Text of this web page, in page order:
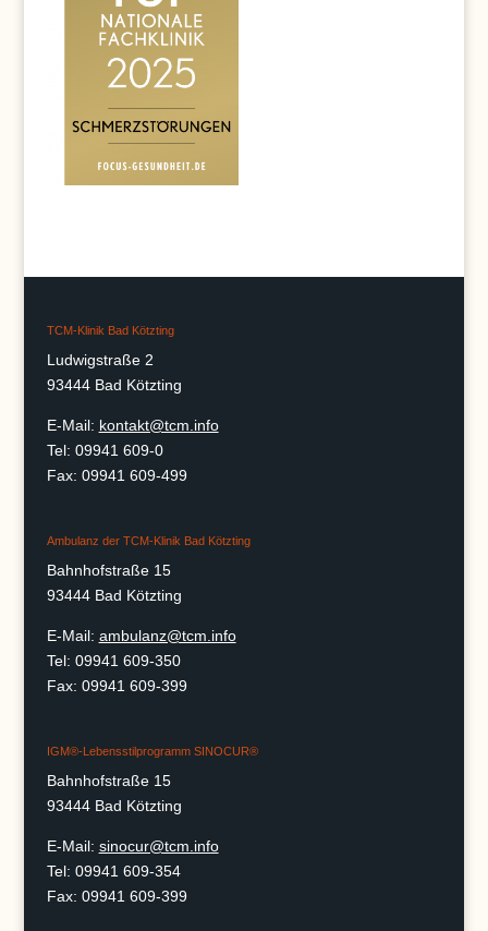
TCM-Klinik Bad Kötzting
Ludwigstraße 2
93444 Bad Kötzting
E-Mail: kontakt@tcm.info
Tel: 09941 609-0
Fax: 09941 609-499
Ambulanz der TCM-Klinik Bad Kötzting
Bahnhofstraße 15
93444 Bad Kötzting
E-Mail: ambulanz@tcm.info
Tel: 09941 609-350
Fax: 09941 609-399
IGM®-Lebensstilprogramm SINOCUR®
Bahnhofstraße 15
93444 Bad Kötzting
E-Mail: sinocur@tcm.info
Tel: 09941 609-354
Fax: 09941 609-399